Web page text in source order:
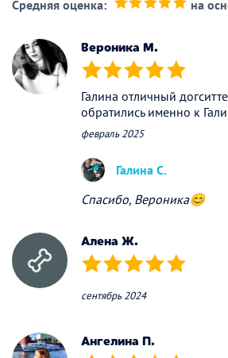
Средняя оценка: на
Вероника М.
(*) (*) (*) (*) (*)
Галина отличный
обратились именно к
февраль 2025
Галина С.
Спасибо, Вероника😊
Алена Ж.
(*) (*) (*) (*) (*)
сентябрь 2024
Ангелина П.